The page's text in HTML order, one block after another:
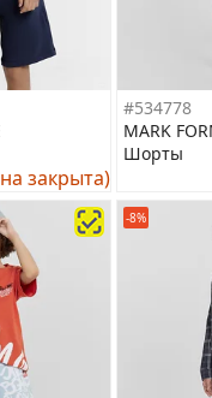
закрыта)
#534778
MARK
Шорты
-8%